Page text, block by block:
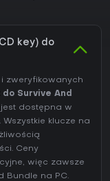
key) do
zweryfikowanych
do Survive And
jest dostępna w
klucze na
Ceny
więc zawsze
Bundle na PC.